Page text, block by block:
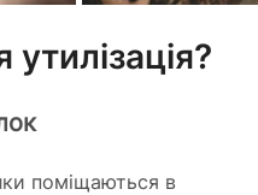
утилізація?
поміщаються в